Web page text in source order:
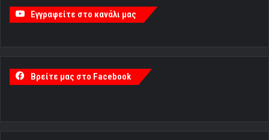
Εγγραφείτε στο κανάλι μας
Βρείτε μας στο Facebook